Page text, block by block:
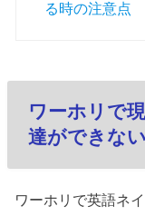
る時の注意点
ワーホリで
達ができな
ワーホリで英語ネ